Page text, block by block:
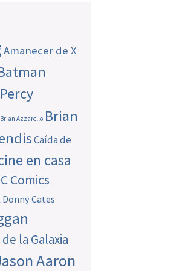
Amanecer de X
Brian Azzarello Brian
Caída de
en casa
Comics
Donny Cates
la Galaxia
Aaron